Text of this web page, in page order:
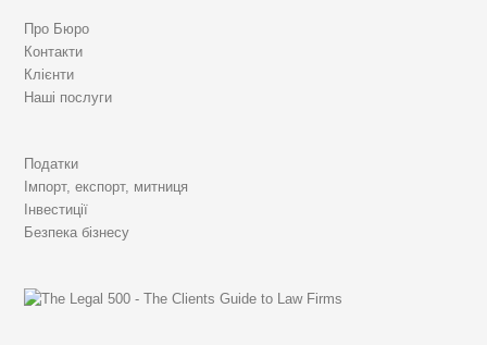
a
t
i
o
n
Про Бюро
Контакти
Клієнти
Наші послуги
Податки
Імпорт, експорт, митниця
Інвестиції
Безпека бізнесу